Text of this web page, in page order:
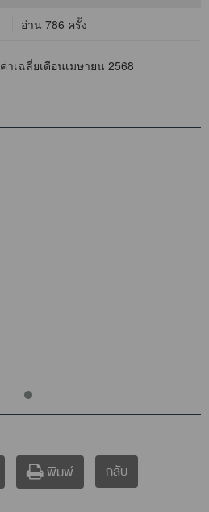
อ่าน 786 ครั้ง
เฉลี่ยเดือนเมษายน 2568
พิมพ์ กลับ